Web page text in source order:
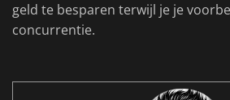
geld te besparen terwijl je je
concurrentie.